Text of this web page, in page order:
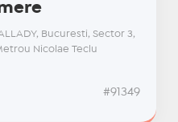
Bucuresti, Sector 3,
Nicolae Teclu
#91349